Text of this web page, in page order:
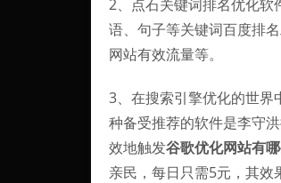
2、点石关键词排名优化软
语、句子等关键词百度排
网站有效流量等。
3、在搜索引擎优化的世界
种备受推荐的软件是李守
效地触发谷歌优化网站有
亲民，每日只需5元，其效